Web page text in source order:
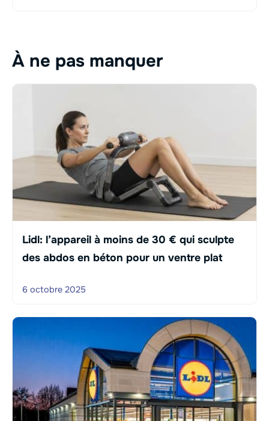
À ne pas manquer
Lidl: l’appareil à moins de 30 € qui sculpte
des abdos en béton pour un ventre plat
6 octobre 2025